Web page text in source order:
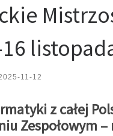
11-12
z całej
Zespołowym